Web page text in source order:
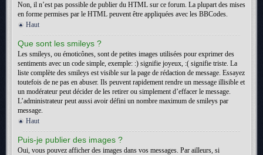
Non, il n’est pas possible de publier du HTML sur ce forum. La plupart des mises
en forme permises par le HTML peuvent être appliquées avec les BBCodes.
Haut
Que sont les smileys ?
Les smileys, ou émoticônes, sont de petites images utilisées pour exprimer des
sentiments avec un code simple, exemple: :) signifie joyeux, :( signifie triste. La
liste complète des smileys est visible sur la page de rédaction de message. Essayez
toutefois de ne pas en abuser. Ils peuvent rapidement rendre un message illisible et
un modérateur peut décider de les retirer ou simplement d’effacer le message.
L’administrateur peut aussi avoir défini un nombre maximum de smileys par
message.
Haut
Puis-je publier des images ?
Oui, vous pouvez afficher des images dans vos messages. Par ailleurs, si